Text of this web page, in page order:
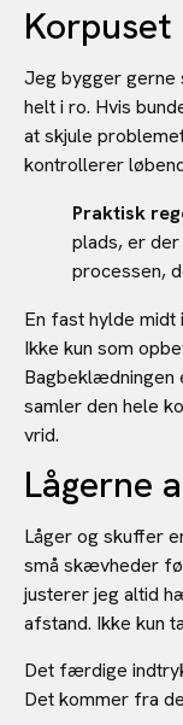
Jeg bygger gerne
helt i ro. Hvis
at skjule
kontrollerer
Praktisk
plads, er
processen,
En fast hylde
Ikke kun som
Bagbeklædningen
samler den hele
vrid.
Lågerne
Låger og skuffer
små skævheder
justerer jeg altid
afstand. Ikke kun
Det færdige
Det kommer fra